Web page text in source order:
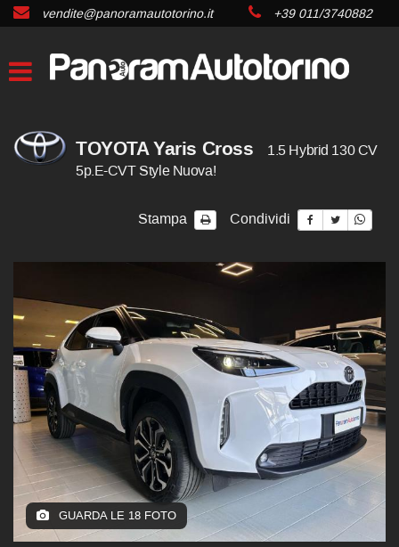
vendite@panoramautotorino.it +39 011/3740882
TOYOTA Yaris Cross
1.5 Hybrid 130 CV
5p.E-CVT Style Nuova!
Stampa Condividi
GUARDA LE 18 FOTO